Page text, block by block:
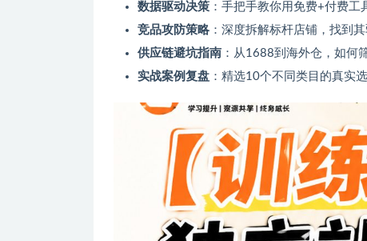
数据驱动决策 ：手把手教你用免费+付费工
竞品攻防策略 ：深度拆解标杆店铺，找到
供应链避坑指南 ：从1688到海外仓，如何
实战案例复盘 ：精选10个不同类目的真实